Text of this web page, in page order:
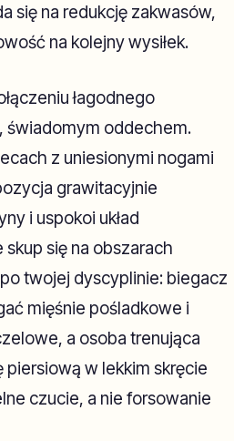
się na redukcję zakwasów,
na kolejny wysiłek.
łagodnego
świadomym oddechem.
z uniesionymi nogami
grawitacyjnie
i uspokoi układ
skup się na obszarach
twojej dyscyplinie: biegacz
mięśnie pośladkowe i
a osoba trenująca
piersiową w lekkim skręcie
czucie, a nie forsowanie